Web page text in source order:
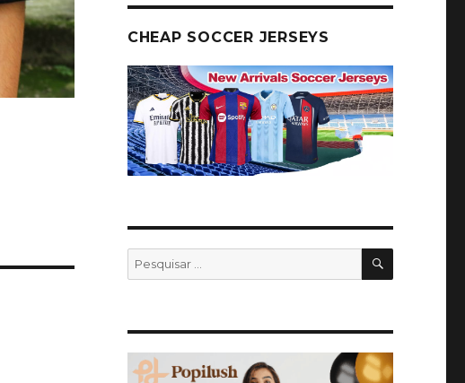
CHEAP SOCCER JERSEYS
Pesquisar
por: